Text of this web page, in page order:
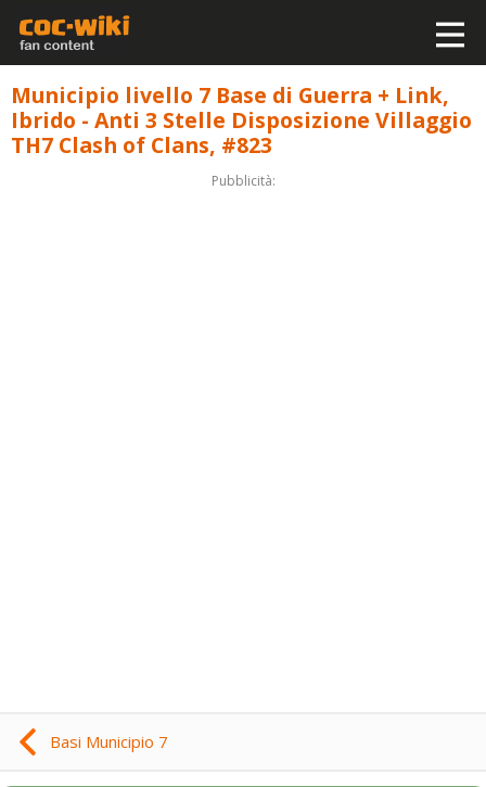
Municipio livello 7 Base di Guerra + Link,
Ibrido - Anti 3 Stelle Disposizione Villaggio
TH7 Clash of Clans, #823
Pubblicità:
Basi Municipio 7